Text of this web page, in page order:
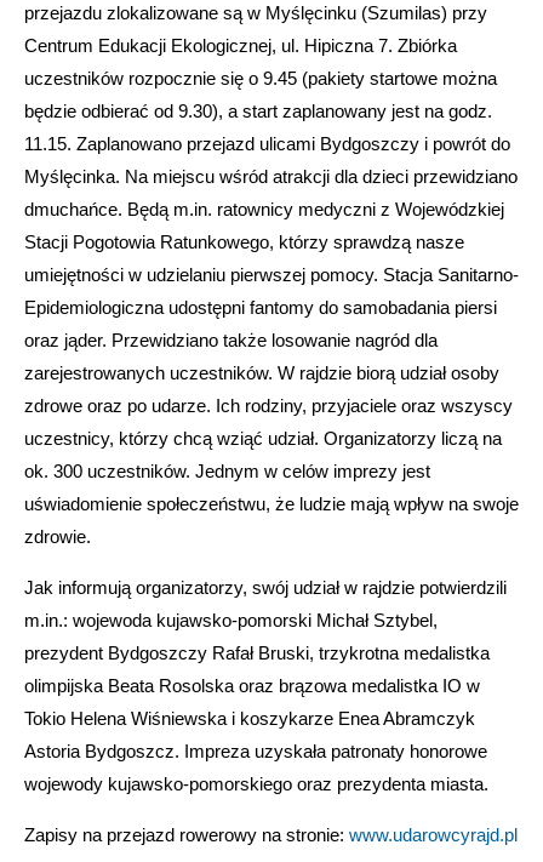
przejazdu zlokalizowane są w Myślęcinku (Szumilas) przy
Centrum Edukacji Ekologicznej, ul. Hipiczna 7. Zbiórka
uczestników rozpocznie się o 9.45 (pakiety startowe można
będzie odbierać od 9.30), a start zaplanowany jest na godz.
11.15. Zaplanowano przejazd ulicami Bydgoszczy i powrót do
Myślęcinka. Na miejscu wśród atrakcji dla dzieci przewidziano
dmuchańce. Będą m.in. ratownicy medyczni z Wojewódzkiej
Stacji Pogotowia Ratunkowego, którzy sprawdzą nasze
umiejętności w udzielaniu pierwszej pomocy. Stacja Sanitarno-
Epidemiologiczna udostępni fantomy do samobadania piersi
oraz jąder. Przewidziano także losowanie nagród dla
zarejestrowanych uczestników. W rajdzie biorą udział osoby
zdrowe oraz po udarze. Ich rodziny, przyjaciele oraz wszyscy
uczestnicy, którzy chcą wziąć udział. Organizatorzy liczą na
ok. 300 uczestników. Jednym w celów imprezy jest
uświadomienie społeczeństwu, że ludzie mają wpływ na swoje
zdrowie.
Jak informują organizatorzy, swój udział w rajdzie potwierdzili
m.in.: wojewoda kujawsko-pomorski Michał Sztybel,
prezydent Bydgoszczy Rafał Bruski, trzykrotna medalistka
olimpijska Beata Rosolska oraz brązowa medalistka IO w
Tokio Helena Wiśniewska i koszykarze Enea Abramczyk
Astoria Bydgoszcz. Impreza uzyskała patronaty honorowe
wojewody kujawsko-pomorskiego oraz prezydenta miasta.
Zapisy na przejazd rowerowy na stronie: www.udarowcyrajd.pl